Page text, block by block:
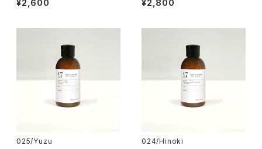
¥2,600 ¥2,800
025/Yuzu 024/Hinoki